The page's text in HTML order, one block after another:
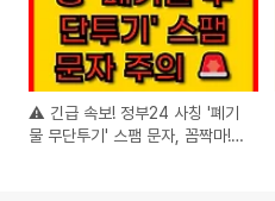
⚠️ 긴급 속보! 정부24 사칭 '폐기
물 무단투기' 스팸 문자, 꼼짝마!